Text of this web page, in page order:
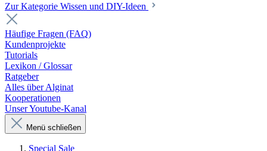
Zur Kategorie Wissen und DIY-Ideen
Häufige Fragen (FAQ)
Kundenprojekte
Tutorials
Lexikon / Glossar
Ratgeber
Alles über Alginat
Kooperationen
Unser Youtube-Kanal
Menü schließen
Special Sale